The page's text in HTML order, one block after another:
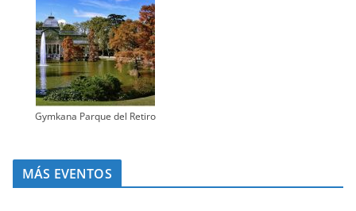
Gymkana Parque del Retiro
MÁS EVENTOS